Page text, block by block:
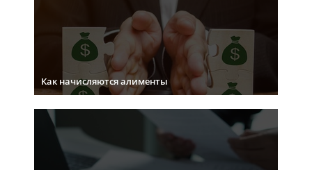
Как начисляются алименты